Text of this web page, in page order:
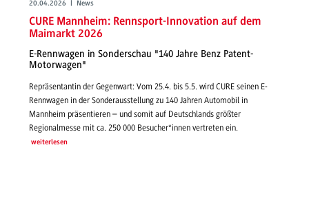
20.04.2026 | News
CURE Mannheim: Rennsport-Innovation auf dem
Maimarkt 2026
E-Rennwagen in Sonderschau "140 Jahre Benz Patent-
Motorwagen"
Repräsentantin der Gegenwart: Vom 25.4. bis 5.5. wird CURE seinen E-
Rennwagen in der Sonderausstellung zu 140 Jahren Automobil in
Mannheim präsentieren – und somit auf Deutschlands größter
Regionalmesse mit ca. 250 000 Besucher*innen vertreten ein.
weiterlesen